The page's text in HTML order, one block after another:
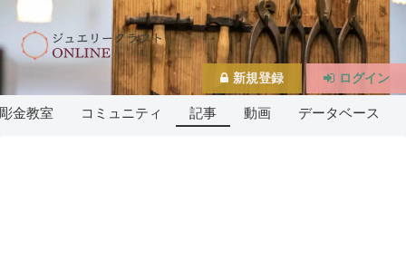
金教室 コミュニティ 記事 動画 データベース
新規登録 ログイン